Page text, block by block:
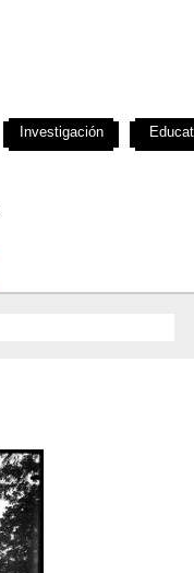
Investigación